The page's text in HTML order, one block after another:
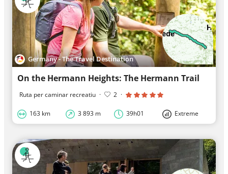
Germany - The Travel Destination
On the Hermann Heights: The Hermann Trail
Ruta per caminar recreatiu · 2 ·
163 km 3 893 m 39h01 Extreme